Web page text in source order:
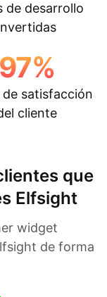
de desarrollo
97%
de satisfacción
cliente
que
Elfsight
widget
de forma